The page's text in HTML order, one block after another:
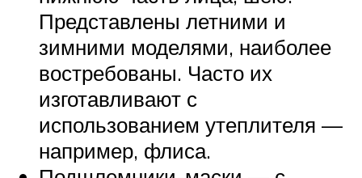
Представлены летними и
зимними моделями, наиболее
востребованы. Часто их
изготавливают с
использованием утеплителя —
например, флиса.